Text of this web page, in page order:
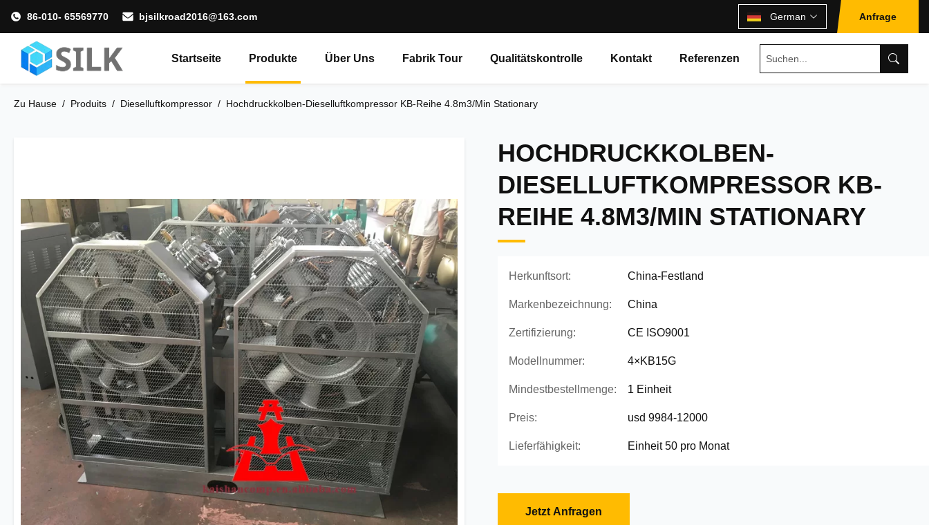
86-010- 65569770 bjsilkroad2016@163.com German Anfrage
Startseite Produkte Über Uns Fabrik Tour Qualitätskontrolle Kontakt Referenzen
Zu Hause / Produits / Dieselluftkompressor / Hochdruckkolben-Dieselluftkompressor KB-Reihe 4.8m3/Min Stationary
HOCHDRUCKKOLBEN-
DIESELLUFTKOMPRESSOR KB-
REIHE 4.8M3/MIN STATIONARY
Herkunftsort: China-Festland
Markenbezeichnung: China
Zertifizierung: CE ISO9001
Modellnummer: 4×KB15G
Mindestbestellmenge: 1 Einheit
Preis: usd 9984-12000
Lieferfähigkeit: Einheit 50 pro Monat
Jetzt Anfragen